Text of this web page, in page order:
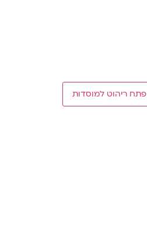
פתח ריהוט למוסדות